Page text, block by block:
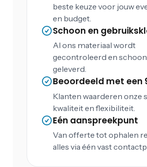
beste keuze voor jouw
en budget.
Schoon en
Al ons materiaal wordt
gecontroleerd en schoon
geleverd.
Beoordeeld met een
Klanten waarderen onze
kwaliteit en flexibiliteit.
Eén aanspreekpunt
Van offerte tot ophalen
alles via één vast